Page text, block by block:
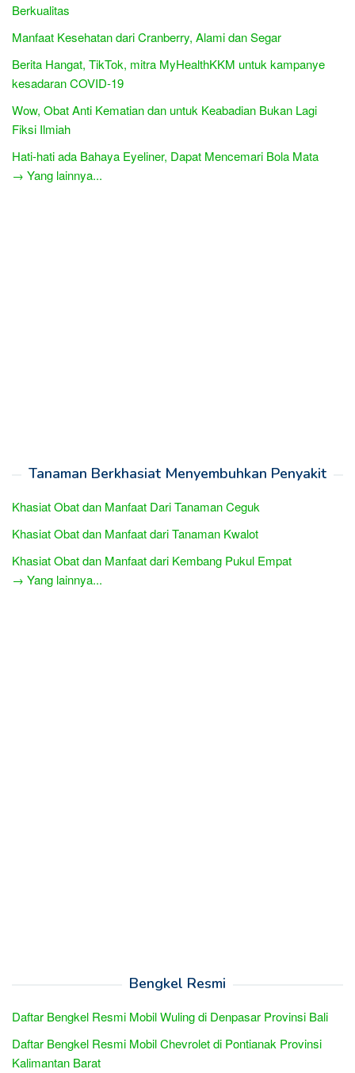
Berkualitas
Manfaat Kesehatan dari Cranberry, Alami dan Segar
Berita Hangat, TikTok, mitra MyHealthKKM untuk kampanye
kesadaran COVID-19
Wow, Obat Anti Kematian dan untuk Keabadian Bukan Lagi
Fiksi Ilmiah
Hati-hati ada Bahaya Eyeliner, Dapat Mencemari Bola Mata
→ Yang lainnya...
Tanaman Berkhasiat Menyembuhkan Penyakit
Khasiat Obat dan Manfaat Dari Tanaman Ceguk
Khasiat Obat dan Manfaat dari Tanaman Kwalot
Khasiat Obat dan Manfaat dari Kembang Pukul Empat
→ Yang lainnya...
Bengkel Resmi
Daftar Bengkel Resmi Mobil Wuling di Denpasar Provinsi Bali
Daftar Bengkel Resmi Mobil Chevrolet di Pontianak Provinsi
Kalimantan Barat